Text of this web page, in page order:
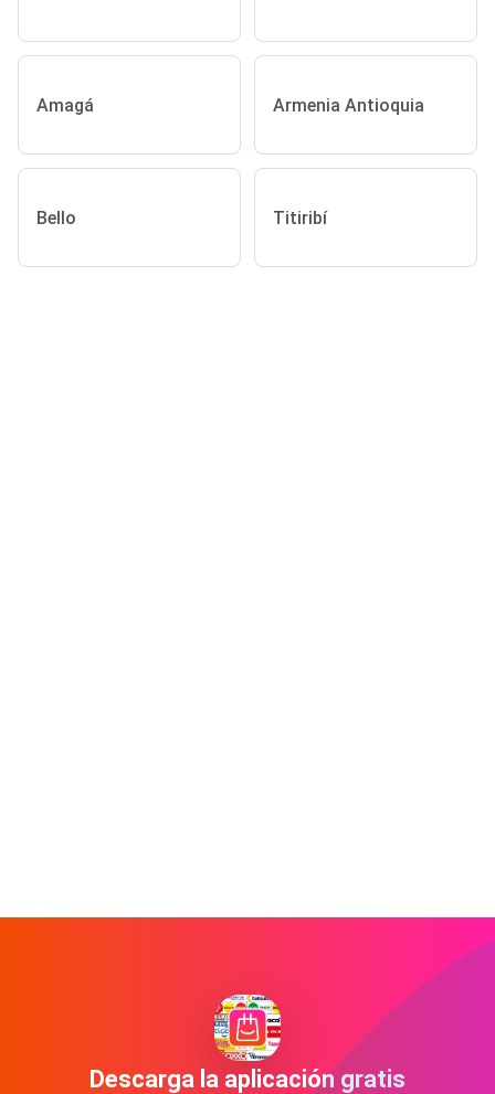
Amagá Armenia Antioquia
Bello Titiribí
Descarga la aplicación gratis